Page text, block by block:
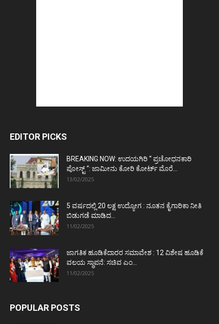
EDITOR PICKS
BREAKING NOW: ಉದಯಗಿರಿ “ ಪ್ರಚೋಧನಕಾರಿ
ಪೋಸ್ಟ್‌ “: ಜಾಮೀನು ಕೋರಿ ಕೋರ್ಟ್‌ ಮೊರೆ...
13/02/2025
5 ವರ್ಷದಲ್ಲಿ 20 ಲಕ್ಷ ಉದ್ಯೋಗ : ನೂತನ ಕೈಗಾರಿಕಾ ನೀತಿ
ಬಿಡುಗಡೆ ಮಾಡಿದ...
11/02/2025
ಜಾಗತಿಕ ಹೂಡಿಕೆದಾರರ ಸಮಾವೇಶ : 12 ವಿಶೇಷ ಹೂಡಿಕೆ
ವಲಯ ಸ್ಥಾಪನೆ: ಸಚಿವ ಎಂ...
11/02/2025
POPULAR POSTS